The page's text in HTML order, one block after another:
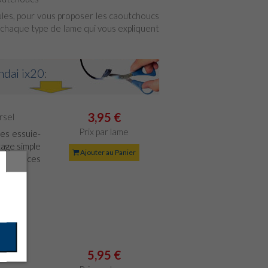
pour vous proposer les caoutchoucs
type de lame qui vous expliquent
ix20:
essuie-
simple
glaces
3,95 €
Prix par lame
Ajouter au Panier
5,95 €